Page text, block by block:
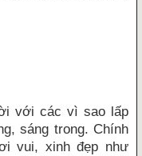
với các vì sao lấp
sáng trong. Chính
vui, xinh đẹp như